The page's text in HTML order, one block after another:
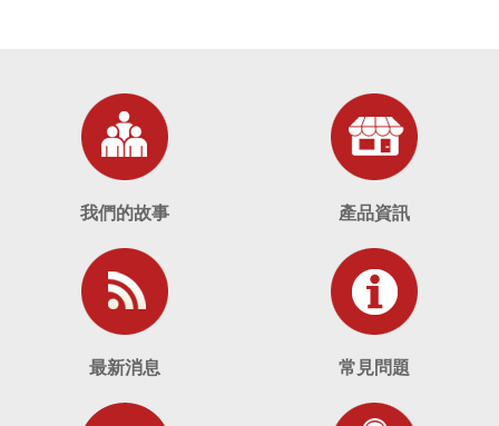
我們的故事 產品資訊
最新消息 常見問題